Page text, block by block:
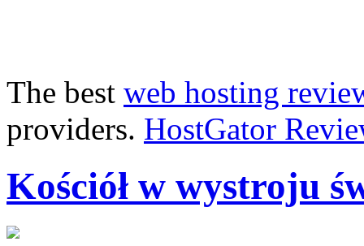
The best web hosting
providers. HostGator
Kościół w wystroju